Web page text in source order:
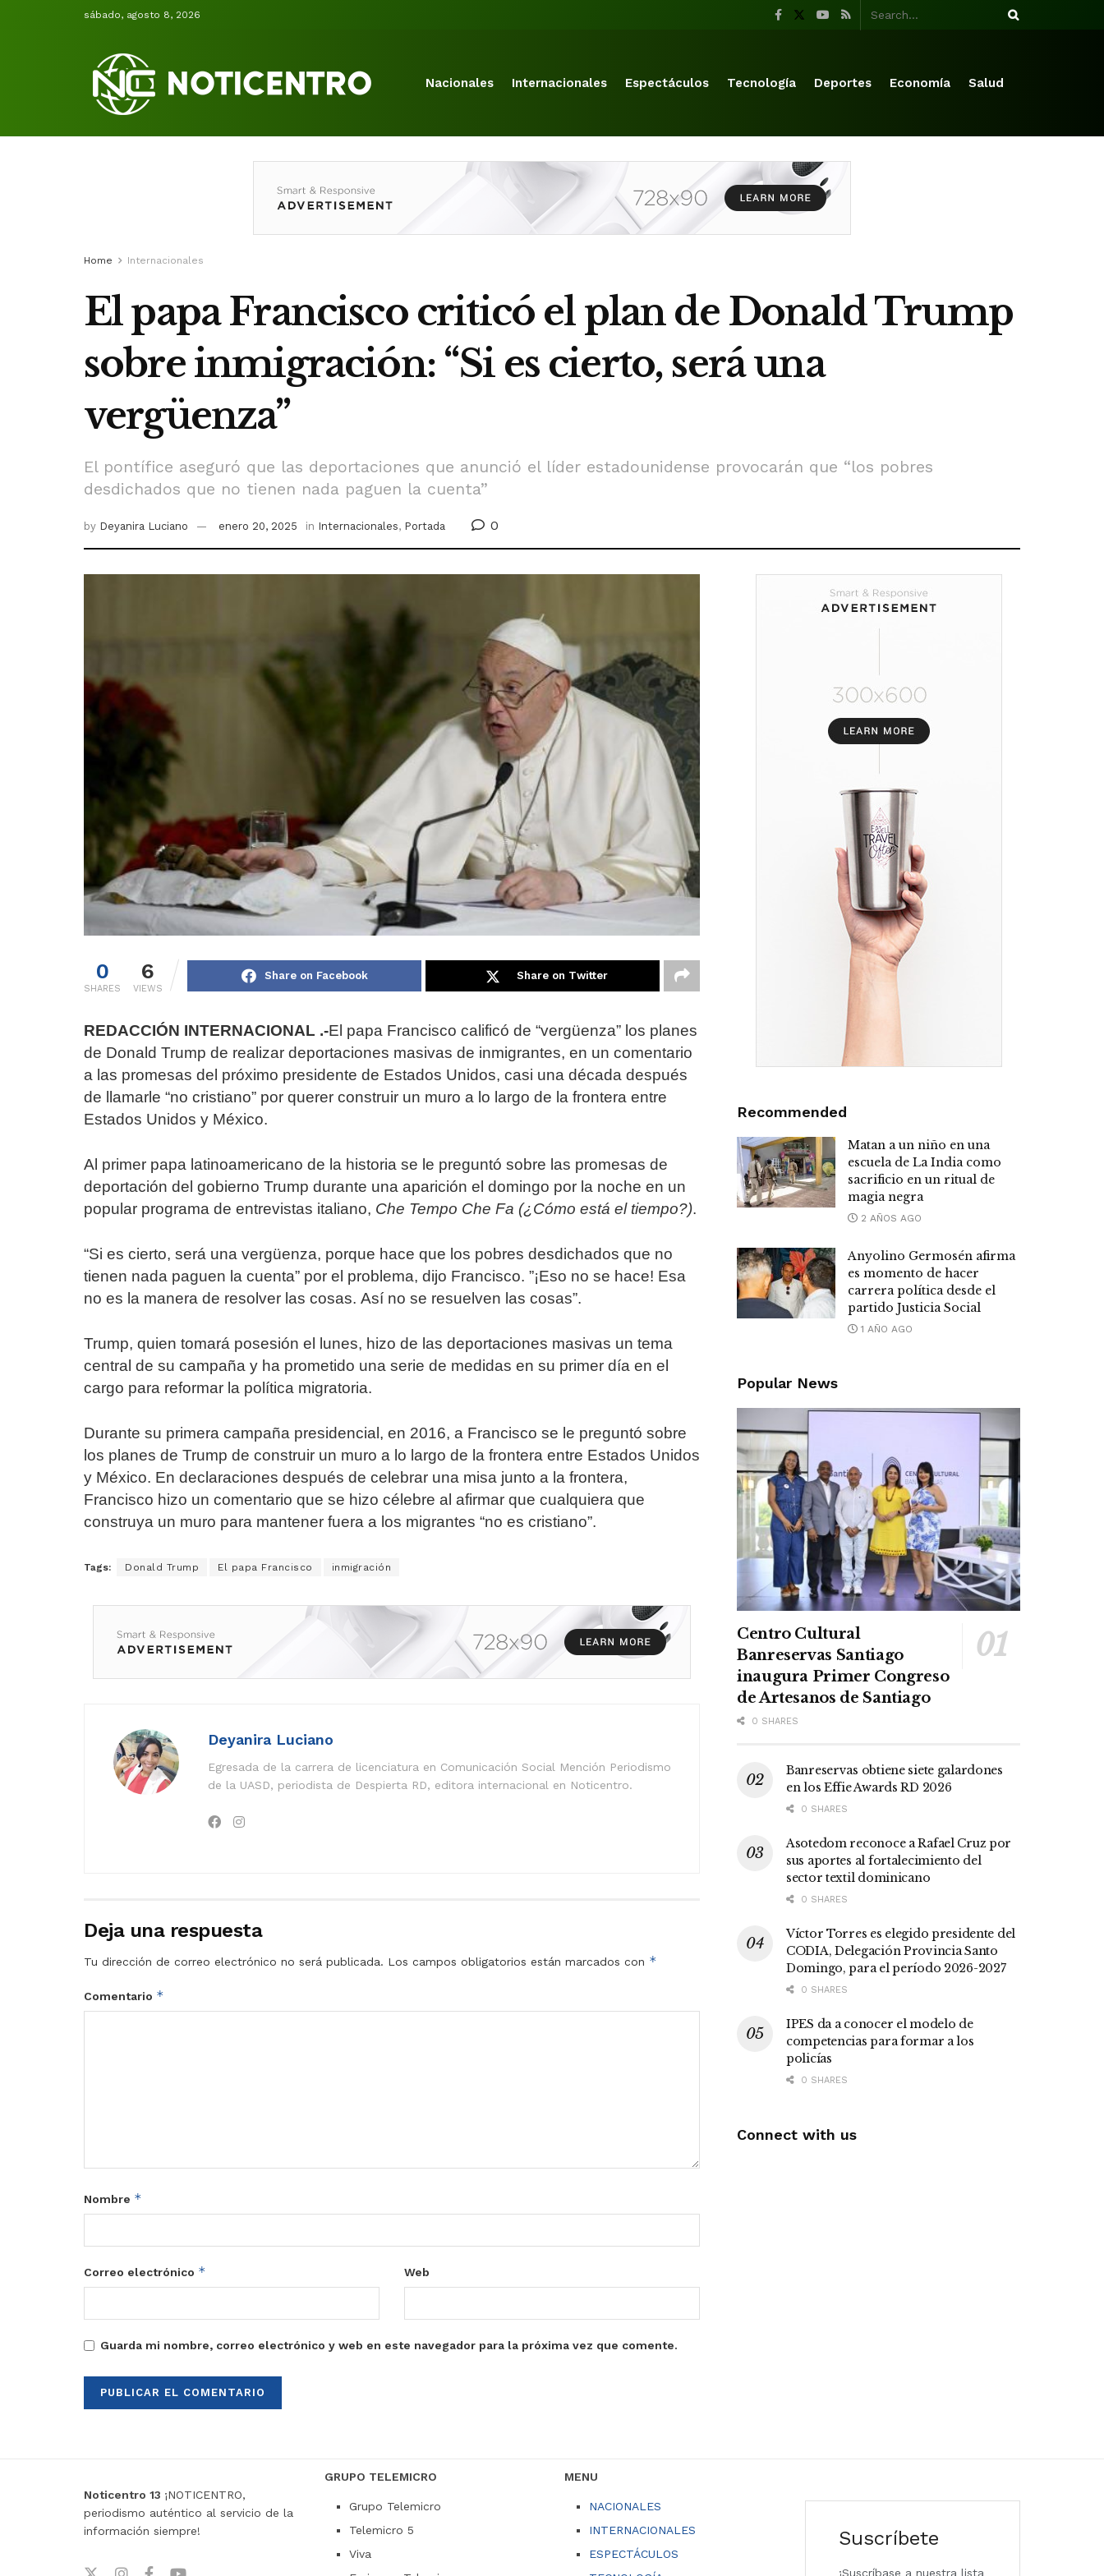
sábado, agosto 8, 2026
Nacionales Internacionales Espectáculos Tecnología Deportes Economía Salud
Home Internacionales
El papa Francisco criticó el plan de Donald Trump
sobre inmigración: “Si es cierto, será una
vergüenza”
El pontífice aseguró que las deportaciones que anunció el líder estadounidense provocarán que “los pobres
desdichados que no tienen nada paguen la cuenta”
by Deyanira Luciano enero 20, 2025 in Internacionales, Portada 0
0
SHARES
6
VIEWS
Share on Facebook Share on Twitter
REDACCIÓN INTERNACIONAL .-El papa Francisco calificó de “vergüenza” los planes
de Donald Trump de realizar deportaciones masivas de inmigrantes, en un comentario
a las promesas del próximo presidente de Estados Unidos, casi una década después
de llamarle “no cristiano” por querer construir un muro a lo largo de la frontera entre
Estados Unidos y México.
Al primer papa latinoamericano de la historia se le preguntó sobre las promesas de
deportación del gobierno Trump durante una aparición el domingo por la noche en un
popular programa de entrevistas italiano, Che Tempo Che Fa (¿Cómo está el tiempo?).
“Si es cierto, será una vergüenza, porque hace que los pobres desdichados que no
tienen nada paguen la cuenta” por el problema, dijo Francisco. ”¡Eso no se hace! Esa
no es la manera de resolver las cosas. Así no se resuelven las cosas”.
Trump, quien tomará posesión el lunes, hizo de las deportaciones masivas un tema
central de su campaña y ha prometido una serie de medidas en su primer día en el
cargo para reformar la política migratoria.
Durante su primera campaña presidencial, en 2016, a Francisco se le preguntó sobre
los planes de Trump de construir un muro a lo largo de la frontera entre Estados Unidos
y México. En declaraciones después de celebrar una misa junto a la frontera,
Francisco hizo un comentario que se hizo célebre al afirmar que cualquiera que
construya un muro para mantener fuera a los migrantes “no es cristiano”.
Tags: Donald Trump El papa Francisco inmigración
Deyanira Luciano
Egresada de la carrera de licenciatura en Comunicación Social Mención Periodismo
de la UASD, periodista de Despierta RD, editora internacional en Noticentro.
Deja una respuesta
Tu dirección de correo electrónico no será publicada. Los campos obligatorios están marcados con *
Comentario *
Nombre *
Correo electrónico * Web
Guarda mi nombre, correo electrónico y web en este navegador para la próxima vez que comente.
Recommended
Matan a un niño en una
escuela de La India como
sacrificio en un ritual de
magia negra
2 AÑOS AGO
Anyolino Germosén afirma
es momento de hacer
carrera política desde el
partido Justicia Social
1 AÑO AGO
Popular News
Centro Cultural
Banreservas Santiago
inaugura Primer Congreso
de Artesanos de Santiago
0 SHARES
Banreservas obtiene siete galardones
en los Effie Awards RD 2026
0 SHARES
Asotedom reconoce a Rafael Cruz por
sus aportes al fortalecimiento del
sector textil dominicano
0 SHARES
Víctor Torres es elegido presidente del
CODIA, Delegación Provincia Santo
Domingo, para el período 2026-2027
0 SHARES
IPES da a conocer el modelo de
competencias para formar a los
policías
0 SHARES
Connect with us
Noticentro 13 ¡NOTICENTRO,
periodismo auténtico al servicio de la
información siempre!
GRUPO TELEMICRO
Grupo Telemicro
Telemicro 5
Viva
MENU
NACIONALES
INTERNACIONALES
ESPECTÁCULOS
Suscríbete
¡Suscríbase a nuestra lista